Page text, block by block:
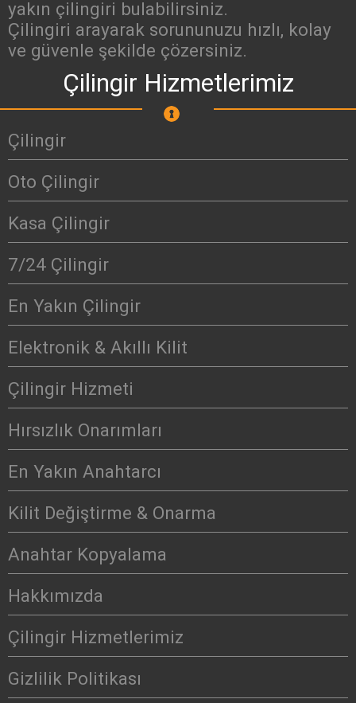
yakın çilingiri bulabilirsiniz.
Çilingiri arayarak sorununuzu hızlı, kolay
ve güvenle şekilde çözersiniz.
Çilingir Hizmetlerimiz
Çilingir
Oto Çilingir
Kasa Çilingir
7/24 Çilingir
En Yakın Çilingir
Elektronik & Akıllı Kilit
Çilingir Hizmeti
Hırsızlık Onarımları
En Yakın Anahtarcı
Kilit Değiştirme & Onarma
Anahtar Kopyalama
Hakkımızda
Çilingir Hizmetlerimiz
Gizlilik Politikası